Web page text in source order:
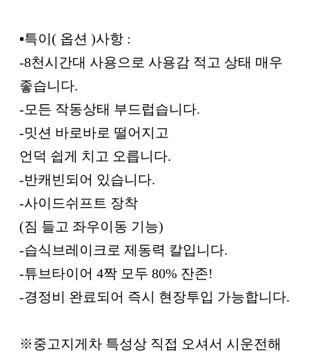
▪︎특이( 옵션 )사항 :
-8천시간대 사용으로 사용감 적고 상태 매우
좋습니다.
-모든 작동상태 부드럽습니다.
-밋션 바로바로 떨어지고
언덕 쉽게 치고 오릅니다.
-반캐빈되어 있습니다.
-사이드쉬프트 장착
(짐 들고 좌우이동 기능)
-습식브레이크로 제동력 칼입니다.
-튜브타이어 4짝 모두 80% 잔존!
-경정비 완료되어 즉시 현장투입 가능합니다.
※중고지게차 특성상 직접 오셔서 시운전해